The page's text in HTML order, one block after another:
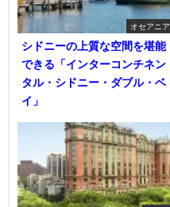
オセアニア
シドニーの上質な空間を堪能
できる「インターコンチネン
タル・シドニー・ダブル・ベ
イ」